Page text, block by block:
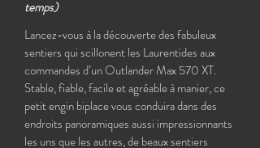
temps)
Lancez-vous à la découverte des fabuleux
sentiers qui scillonent les Laurentides aux
commandes d’un Outlander Max 570 XT.
Stable, fiable, facile et agréable à manier, ce
petit engin biplace vous conduira dans des
endroits panoramiques aussi impressionnants
les uns que les autres, de beaux sentiers